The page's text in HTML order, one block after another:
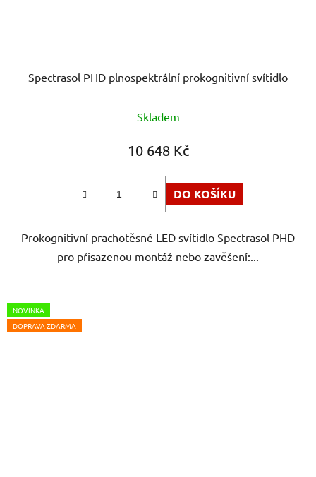
Spectrasol PHD plnospektrální prokognitivní svítidlo
hodnocení
produktu
5,0
hvězdiček.
Skladem
10 648 Kč
DO KOŠÍKU
Prokognitivní prachotěsné LED svítidlo Spectrasol PHD
pro přisazenou montáž nebo zavěšení:...
NOVINKA
DOPRAVA ZDARMA